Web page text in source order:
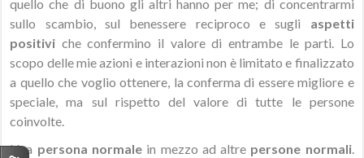
quello che di buono gli altri hanno per me; di concentrarmi
sullo scambio, sul benessere reciproco e sugli aspetti
positivi che confermino il valore di entrambe le parti. Lo
scopo delle mie azioni e interazioni non è limitato e finalizzato
a quello che voglio ottenere, la conferma di essere migliore e
speciale, ma sul rispetto del valore di tutte le persone
coinvolte.
Una persona normalein mezzo ad altre persone normali.